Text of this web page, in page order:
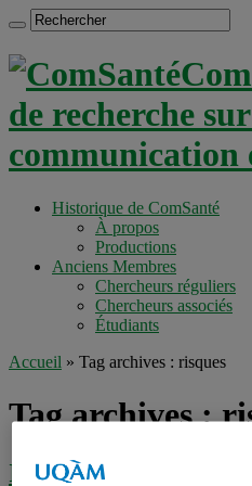
de recherche
communication
Historique de ComSanté
À propos
Productions
Anciens Membres
Chercheurs réguliers
Chercheurs associés
Étudiants
Accueil » Tag archives : risques
Tag archives :
Internet : un outil de